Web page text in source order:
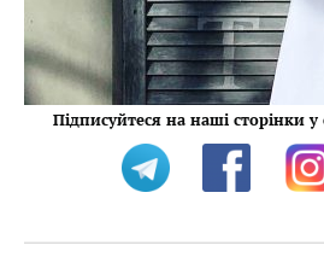
Підписуйтеся на наші сторінки